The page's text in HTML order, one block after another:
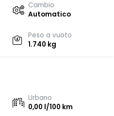
Cambio
Automatico
Peso a vuoto
1.740 kg
Urbano
0,00 l/100 km